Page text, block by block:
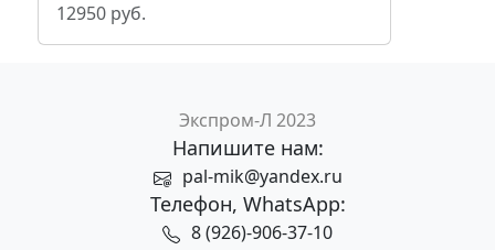
12950 руб.
Экспром-Л 2023
Напишите нам:
pal-mik@yandex.ru
Телефон, WhatsApp:
8 (926)-906-37-10